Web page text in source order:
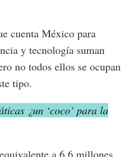
cuenta México para
y tecnología suman
no todos ellos se ocupan
tipo.
¿un ‘coco’ para la